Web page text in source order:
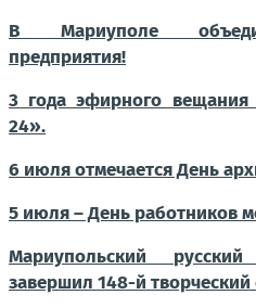
В Мариуполе
предприятия!
3 года эфирного вещания
24».
6 июля отмечается День
5 июля – День работников
Мариупольский
завершил 148-й творческий